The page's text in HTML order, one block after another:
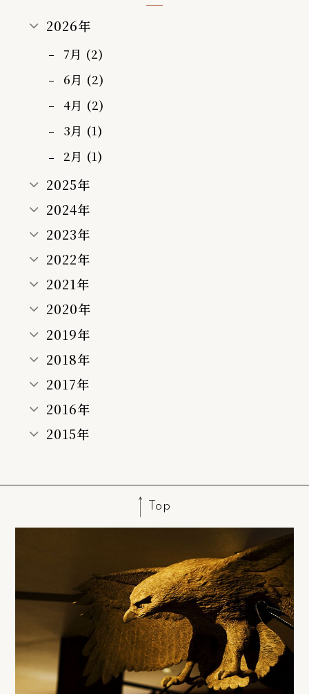
2026年
7月 (2)
6月 (2)
4月 (2)
3月 (1)
2月 (1)
2025年
2024年
2023年
2022年
2021年
2020年
2019年
2018年
2017年
2016年
2015年
Top